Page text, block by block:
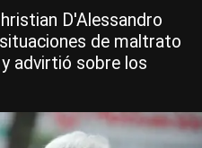
D'Alessandro
de maltrato
advirtió sobre los